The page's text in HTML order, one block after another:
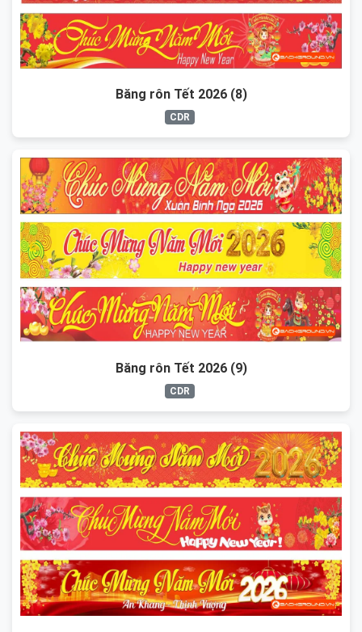
Băng rôn Tết 2026 (8)
CDR
Băng rôn Tết 2026 (9)
CDR